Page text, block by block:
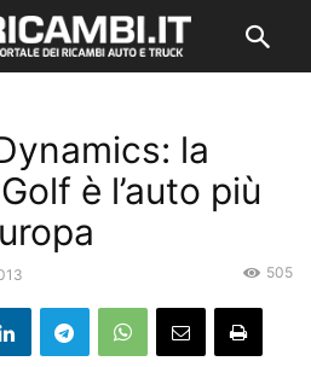
la
è l’auto più
505